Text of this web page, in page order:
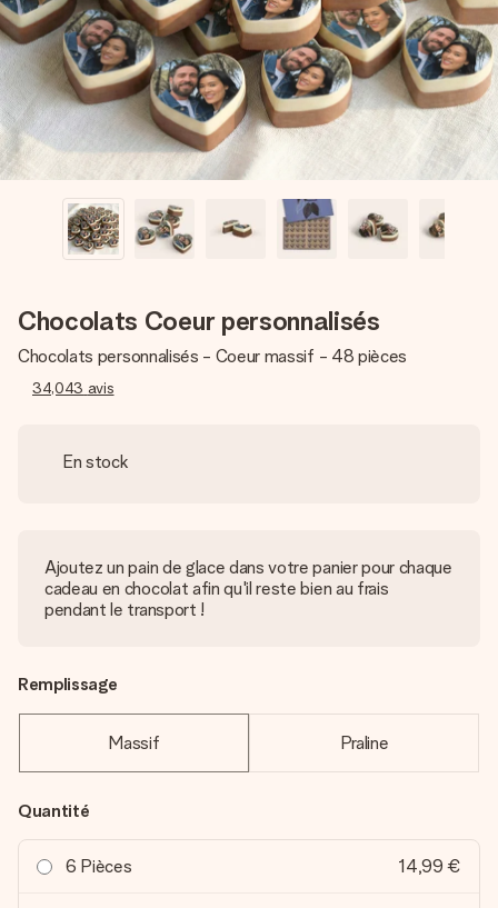
Créez quelque chose d’unique en quelques étapes – avec
son prénom, votre photo ou un message qui touche le cœur.
Sans complications, juste tout l’amour pour le moment idéal.
Chocolats Coeur personnalisés
Chocolats personnalisés - Coeur massif - 48 pièces
34,043 avis
En stock
Ajoutez un pain de glace dans votre panier pour chaque
cadeau en chocolat afin qu'il reste bien au frais
pendant le transport !
Remplissage
Massif Praline
Quantité
6 Pièces 14,99 €